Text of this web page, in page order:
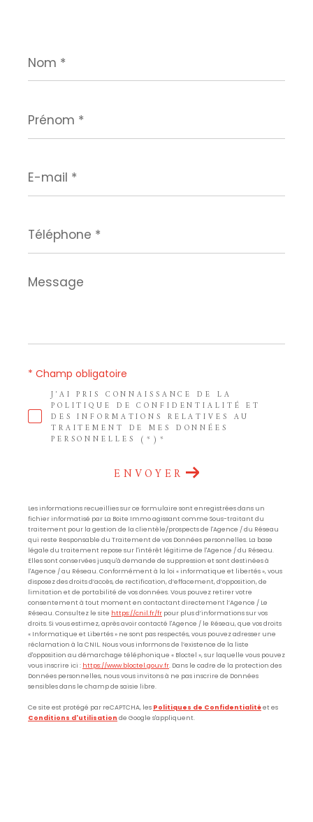
*
*
mail
*
*
Message
*
J'AI PRIS CONNAISSANCE DE LA
POLITIQUE DE CONFIDENTIALITÉ ET
DES INFORMATIONS RELATIVES AU
TRAITEMENT DE MES DONNÉES
PERSONNELLES (*)*
* Champ obligatoire
ENVOYER
Les informations recueillies sur ce formulaire sont enregistrées dans un
fichier informatisé par La Boite Immo agissant comme Sous-traitant du
traitement pour la gestion de la clientèle/prospects de l'Agence / du Réseau
qui reste Responsable du Traitement de vos Données personnelles. La base
légale du traitement repose sur l'intérêt légitime de l'Agence / du Réseau.
Elles sont conservées jusqu'à demande de suppression et sont destinées à
l'Agence / au Réseau. Conformément à la loi « informatique et libertés », vous
disposez des droits d’accès, de rectification, d’effacement, d’opposition, de
limitation et de portabilité de vos données. Vous pouvez retirer votre
consentement à tout moment en contactant directement l’Agence / Le
Réseau. Consultez le site https://cnil.fr/fr pour plus d’informations sur vos
droits. Si vous estimez, après avoir contacté l'Agence / le Réseau, que vos droits
« Informatique et Libertés » ne sont pas respectés, vous pouvez adresser une
réclamation à la CNIL. Nous vous informons de l’existence de la liste
d'opposition au démarchage téléphonique « Bloctel », sur laquelle vous pouvez
vous inscrire ici : https://www.bloctel.gouv.fr. Dans le cadre de la protection des
Données personnelles, nous vous invitons à ne pas inscrire de Données
sensibles dans le champ de saisie libre.
Ce site est protégé par reCAPTCHA, les Politiques de Confidentialitéet es
Conditions d'utilisation de Google s'appliquent.